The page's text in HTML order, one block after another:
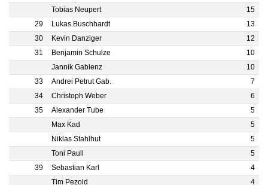
Tobias Neupert
15
29
Lukas Buschhardt
13
30
Kevin Danziger
12
31
Benjamin Schulze
10
Jannik Gablenz
10
33
Andrei Petrut Gab.
7
34
Christoph Weber
6
35
Alexander Tube
5
Max Kad
5
Niklas Stahlhut
5
Toni Paull
5
39
Sebastian Karl
4
Tim Pezold
4